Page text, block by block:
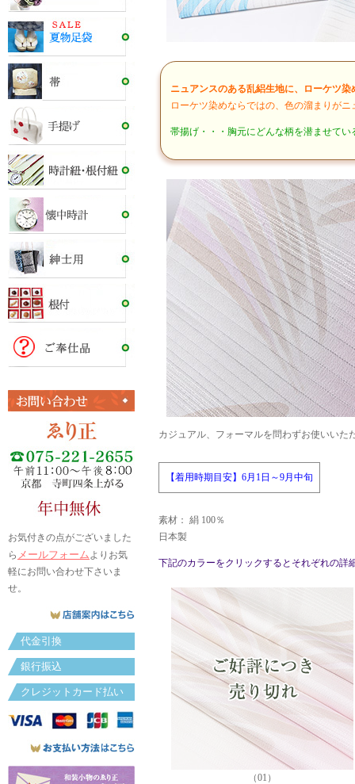
お気付きの点がございました
ら メールフォームよりお気
軽にお問い合わせ下さいま
せ。
代金引換
銀行振込
クレジットカード払い
ニュアンスのある乱絽生地に、ローケツ
ローケツ染めならではの、色の溜まりが
帯揚げ・・・胸元にどんな柄を潜ませて
カジュアル、フォーマルを問わずお使いいた
【着用時期目安】6月1日～9月中旬
素材： 絹 100％
日本製
下記のカラーをクリックするとそれぞれの詳
（01）